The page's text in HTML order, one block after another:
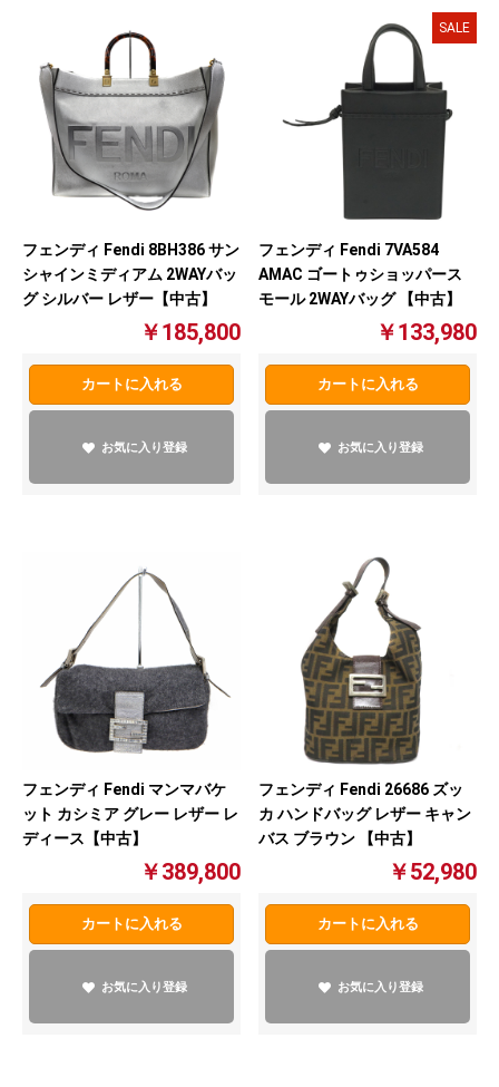
フェンディ Fendi 8BH386 サン
シャインミディアム 2WAYバッ
グ シルバー レザー【中古】
￥185,800
カートに入れる
お気に入り登録
SALE
フェンディ Fendi 7VA584
AMAC ゴートゥショッパース
モール 2WAYバッグ 【中古】
￥133,980
カートに入れる
お気に入り登録
フェンディ Fendi マンマバケ
ット カシミア グレー レザー レ
ディース【中古】
￥389,800
カートに入れる
お気に入り登録
フェンディ Fendi 26686 ズッ
カ ハンドバッグ レザー キャン
バス ブラウン 【中古】
￥52,980
カートに入れる
お気に入り登録